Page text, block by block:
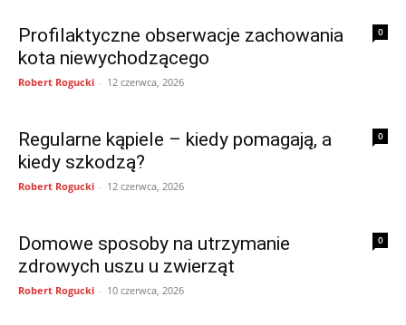
0
Profilaktyczne obserwacje zachowania
kota niewychodzącego
Robert Rogucki - 12 czerwca, 2026
0
Regularne kąpiele – kiedy pomagają, a
kiedy szkodzą?
Robert Rogucki - 12 czerwca, 2026
0
Domowe sposoby na utrzymanie
zdrowych uszu u zwierząt
Robert Rogucki - 10 czerwca, 2026